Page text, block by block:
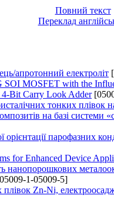
Повний текст
Переклад
апротонний електроліт
MOSFET with the
4-Bit Carry Look Adder
тонких плівок
на базі
парофазних
for Enhanced Device
1-05009-5]
Zn-Ni,